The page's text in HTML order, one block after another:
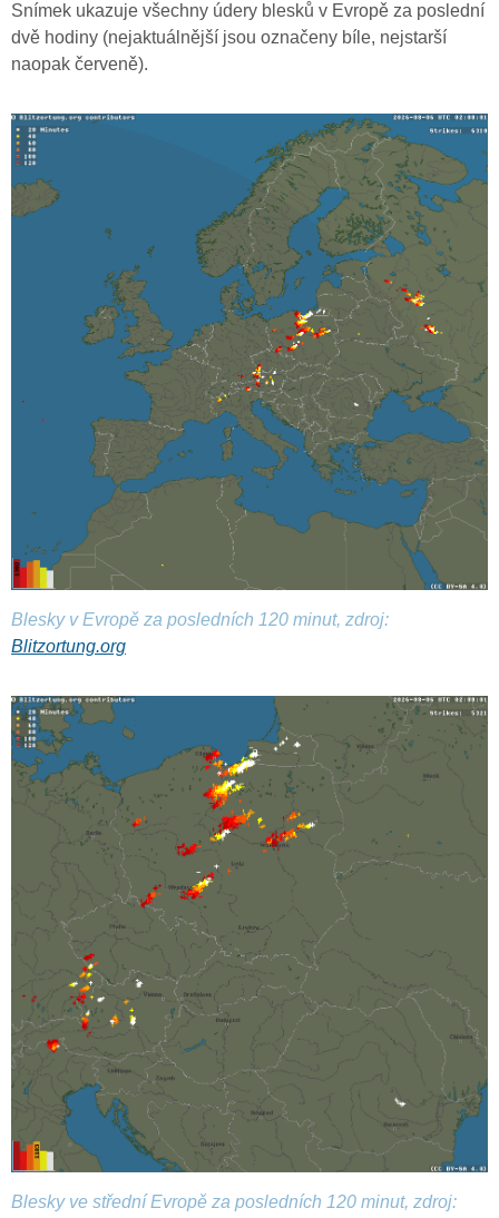
Snímek ukazuje všechny údery blesků v Evropě za poslední
dvě hodiny (nejaktuálnější jsou označeny bíle, nejstarší
naopak červeně).
Blesky v Evropě za posledních 120 minut, zdroj:
Blitzortung.org
Blesky ve střední Evropě za posledních 120 minut, zdroj: